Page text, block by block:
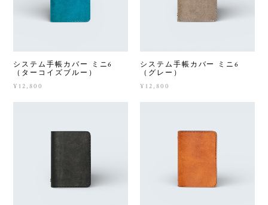
システム手帳カバー ミニ6
（ターコイズブルー）
¥12,800
システム手帳カバー ミニ6
（グレー）
¥12,800